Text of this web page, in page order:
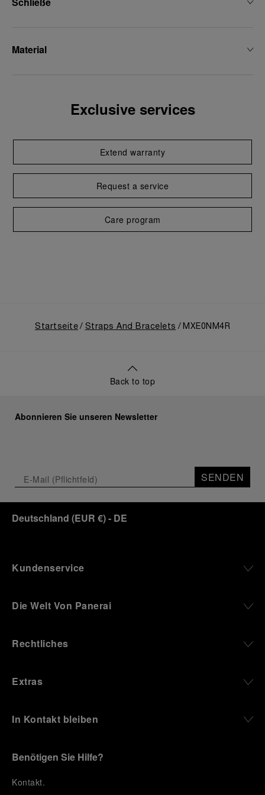
Material
Exclusive services
Extend warranty
Request a service
Care program
Startseite Straps And Bracelets MXE0NM4R
Back to top
Abonnieren Sie unseren Newsletter
SENDEN
Deutschland (EUR €)- DE
Kundenservice
Die Welt Von Panerai
Rechtliches
Extras
In Kontakt bleiben
Benötigen Sie Hilfe?
Kontakt.